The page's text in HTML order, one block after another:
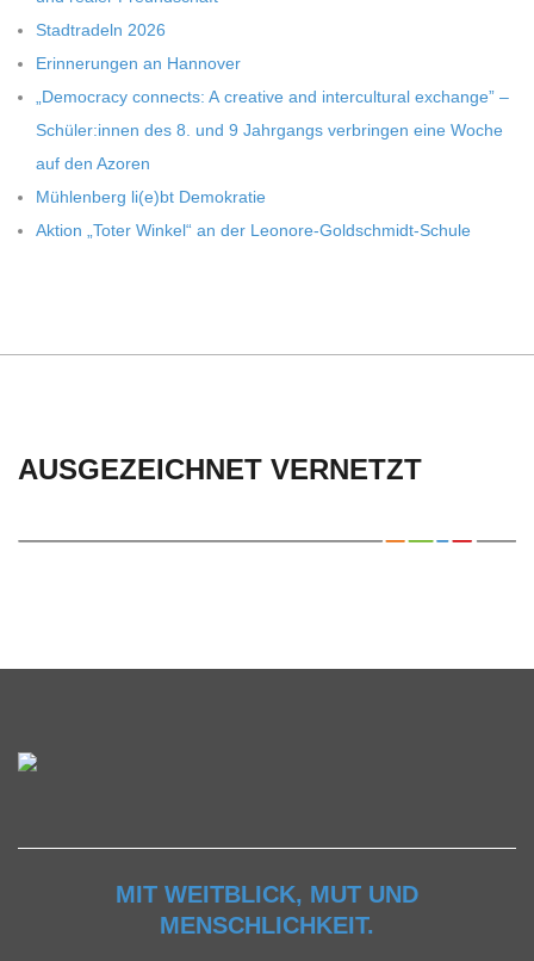
U
L
E
Stadt­ra­deln 2026
Erin­ne­run­gen an Hannover
„Demo­cracy con­nects: A crea­tive and inter­cul­tu­ral exch­ange” –
Schüler:innen des 8. und 9 Jahr­gangs ver­brin­gen eine Woche
auf den Azoren
Müh­len­berg li(e)bt Demokratie
Aktion „Toter Win­kel“ an der Leonore-Goldschmidt-Schule
AUSGEZEICHNET VERNETZT
MIT WEITBLICK, MUT UND
MENSCHLICHKEIT.